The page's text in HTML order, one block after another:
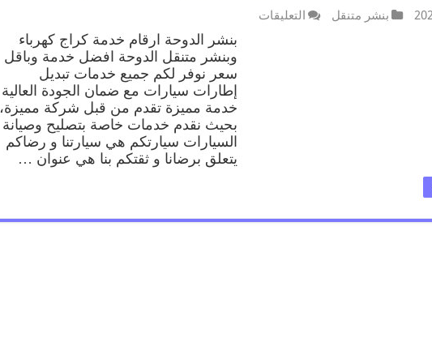
بنشر متنقل التعليقات
بنشر الدوحة ارقام خدمة كراج كهرباء
وبنشر متنقل الدوحة افضل خدمة وباقل
سعر نوفر لكم جميع خدمات تبديل
إطارات سيارات مع ضمان الجودة العالية
خدمة مميزة تقدم من قبل شركة مميزة،
بحيث نقدم خدمات خاصة بتصليح وصيانة
السيارات سيارتكم هي سيارتنا و رضاكم
يتعلق برضانا و ثقتكم بنا هي عنوان …